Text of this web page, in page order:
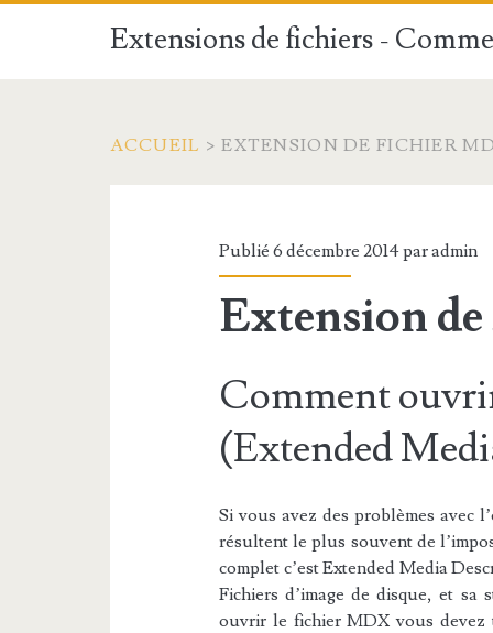
Extensions de fichiers -
ACCUEIL > EXTENSION DE FICHIER
Publié 6 décembre 2014 paradmin
Extension
Comment
(Extended
Si vous avez des problèmes avec
résultent le plus souvent de
complet c’est Extended Media
Fichiers d’image de disque, et
ouvrir le fichier MDX vous devez